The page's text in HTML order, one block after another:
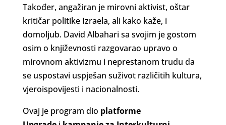
Također, angažiran je mirovni aktivist, oštar
kritičar politike Izraela, ali kako kaže, i
domoljub. David Albahari sa svojim je gostom
osim o književnosti razgovarao upravo o
mirovnom aktivizmu i neprestanom trudu da
se uspostavi uspješan suživot različitih kultura,
vjeroispovijesti i nacionalnosti.
Ovaj je program dio platforme